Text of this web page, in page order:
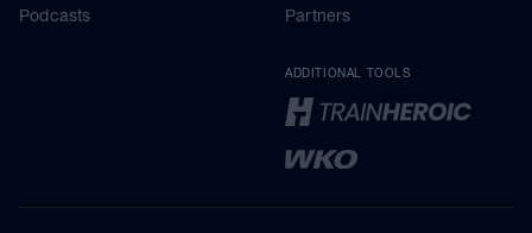
Podcasts
Partners
ADDITIONAL TOOLS